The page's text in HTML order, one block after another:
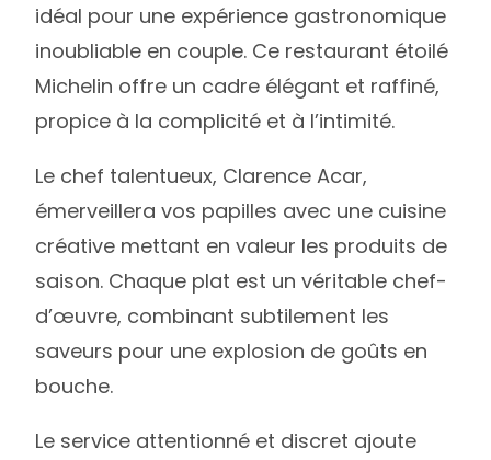
idéal pour une expérience gastronomique
inoubliable en couple. Ce restaurant étoilé
Michelin offre un cadre élégant et raffiné,
propice à la complicité et à l’intimité.
Le chef talentueux, Clarence Acar,
émerveillera vos papilles avec une cuisine
créative mettant en valeur les produits de
saison. Chaque plat est un véritable chef-
d’œuvre, combinant subtilement les
saveurs pour une explosion de goûts en
bouche.
Le service attentionné et discret ajoute